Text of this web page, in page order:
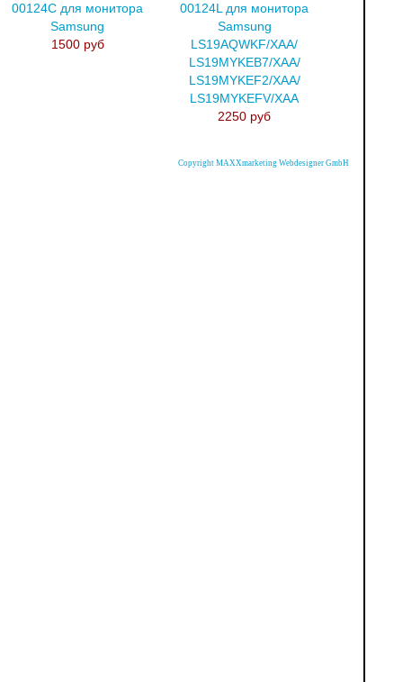
00124C для монитора
Samsung
1500 руб
00124L для монитора
Samsung
LS19AQWKF/XAA/
LS19MYKEB7/XAA/
LS19MYKEF2/XAA/
LS19MYKEFV/XAA
2250 руб
Copyright MAXXmarketing Webdesigner GmbH